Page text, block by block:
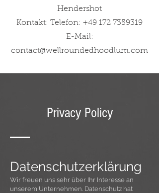
Hendershot
Kontakt: Telefon: +49 172 7359319
E-Mail:
contact@wellroundedhoodlum.com
Privacy Policy
Datenschutzerklärung
Wir freuen uns sehr über Ihr Interesse an
unserem Unternehmen. Datenschutz hat